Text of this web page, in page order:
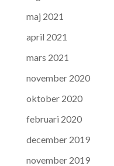
maj 2021
april 2021
mars 2021
november 2020
oktober 2020
februari 2020
december 2019
november 2019